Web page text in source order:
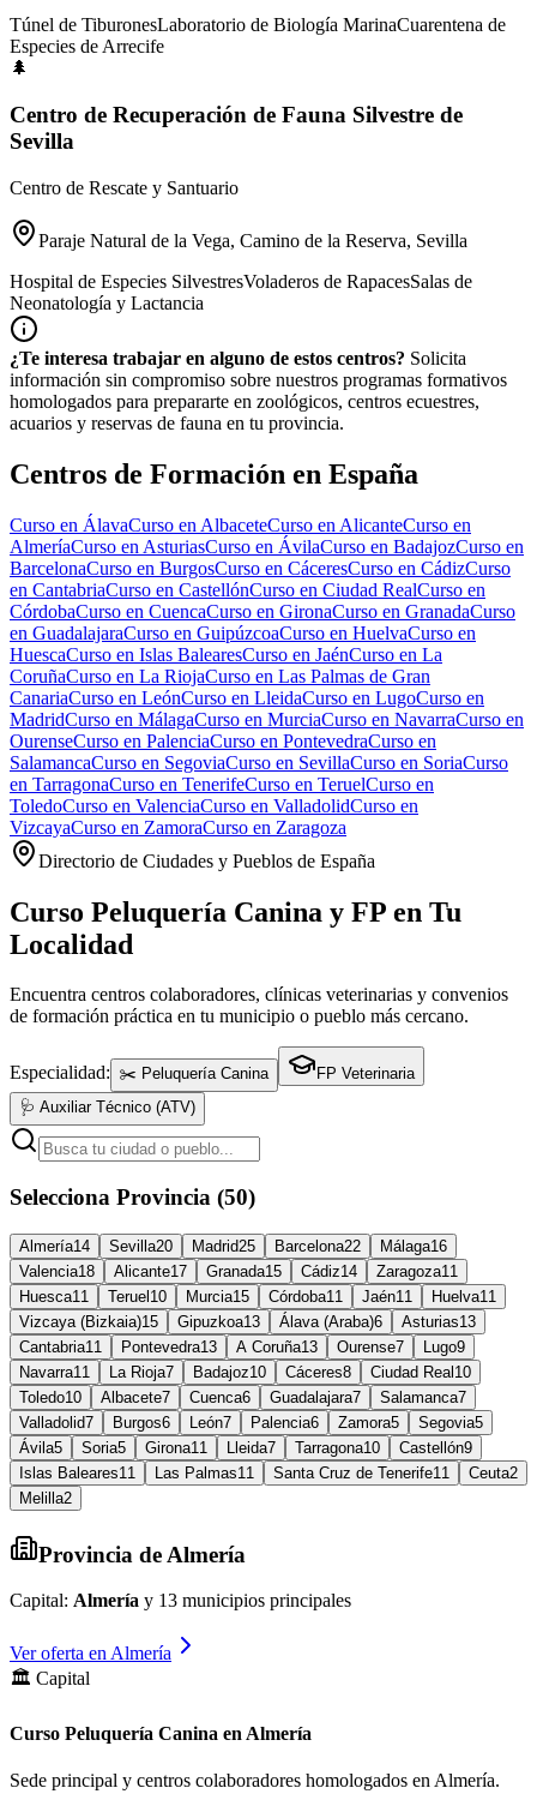
Túnel de TiburonesLaboratorio de Biología MarinaCuarentena de
Especies de Arrecife
🌲
Centro de Recuperación de Fauna Silvestre de
Sevilla
Centro de Rescate y Santuario
Paraje Natural de la Vega, Camino de la Reserva, Sevilla
Hospital de Especies SilvestresVoladeros de RapacesSalas de
Neonatología y Lactancia
¿Te interesa trabajar en alguno de estos centros? Solicita
información sin compromiso sobre nuestros programas formativos
homologados para prepararte en zoológicos, centros ecuestres,
acuarios y reservas de fauna en tu provincia.
Centros de Formación en España
Curso en ÁlavaCurso en AlbaceteCurso en AlicanteCurso en
AlmeríaCurso en AsturiasCurso en ÁvilaCurso en BadajozCurso en
BarcelonaCurso en BurgosCurso en CáceresCurso en CádizCurso
en CantabriaCurso en CastellónCurso en Ciudad RealCurso en
CórdobaCurso en CuencaCurso en GironaCurso en GranadaCurso
en GuadalajaraCurso en GuipúzcoaCurso en HuelvaCurso en
HuescaCurso en Islas BalearesCurso en JaénCurso en La
CoruñaCurso en La RiojaCurso en Las Palmas de Gran
CanariaCurso en LeónCurso en LleidaCurso en LugoCurso en
MadridCurso en MálagaCurso en MurciaCurso en NavarraCurso en
OurenseCurso en PalenciaCurso en PontevedraCurso en
SalamancaCurso en SegoviaCurso en SevillaCurso en SoriaCurso
en TarragonaCurso en TenerifeCurso en TeruelCurso en
ToledoCurso en ValenciaCurso en ValladolidCurso en
VizcayaCurso en ZamoraCurso en Zaragoza
Directorio de Ciudades y Pueblos de España
Curso Peluquería Canina y FP en Tu
Localidad
Encuentra centros colaboradores, clínicas veterinarias y convenios
de formación práctica en tu municipio o pueblo más cercano.
Especialidad: ✂️ Peluquería Canina
FP Veterinaria
🩺 Auxiliar Técnico (ATV)
Selecciona Provincia (50)
Almería14 Sevilla20 Madrid25 Barcelona22 Málaga16
Valencia18 Alicante17 Granada15 Cádiz14 Zaragoza11
Huesca11 Teruel 10 Murcia15 Córdoba11 Jaén11 Huelva11
Vizcaya (Bizkaia)15 Gipuzkoa13 Álava (Araba)6 Asturias13
Cantabria11 Pontevedra13 A Coruña13 Ourense7 Lugo9
Navarra11 La Rioja7 Badajoz10 Cáceres8 Ciudad Real 10
Toledo10 Albacete7 Cuenca6 Guadalajara7 Salamanca7
Valladolid7 Burgos6 León7 Palencia6 Zamora5 Segovia5
Ávila5 Soria5 Girona11 Lleida7 Tarragona10 Castellón9
Islas Baleares11 Las Palmas11 Santa Cruz de Tenerife11 Ceuta2
Melilla2
Provincia de Almería
Capital: Almería y 13 municipios principales
Ver oferta en Almería
🏛️ Capital
Curso Peluquería Canina en Almería
Sede principal y centros colaboradores homologados en Almería.